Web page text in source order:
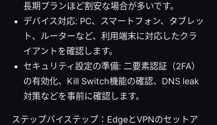
長期プランほど割安な場合が多いです。
デバイス対応: PC、スマートフォン、タブレッ
ト、ルーターなど、利用端末に対応したクラ
イアントを確認します。
セキュリティ設定の準備: 二要素認証（2FA）
の有効化、Kill Switch機能の確認、DNS leak
対策などを事前に確認します。
ステップバイステップ：EdgeとVPNのセットア